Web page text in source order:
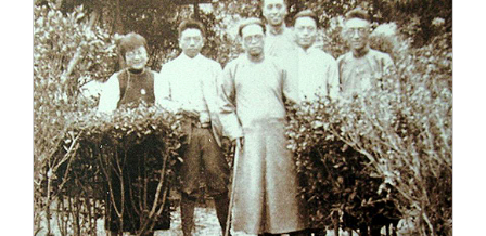
捐赠方法
义工计划
我要订阅
新媒体平台
清华故事
青春风采
校友文苑
校友讲坛
终身学习
信息化服务
三创大赛
实用信息
校友总会
总会简介
会长致辞
总会章程
关闭